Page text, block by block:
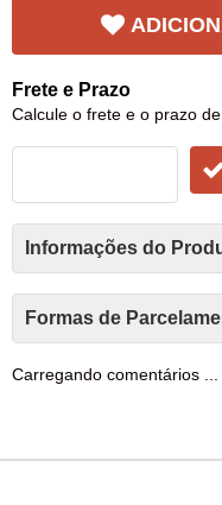
Frete e Prazo
Calcule o frete e o prazo
Informações do
Formas de
Carregando comentários ...